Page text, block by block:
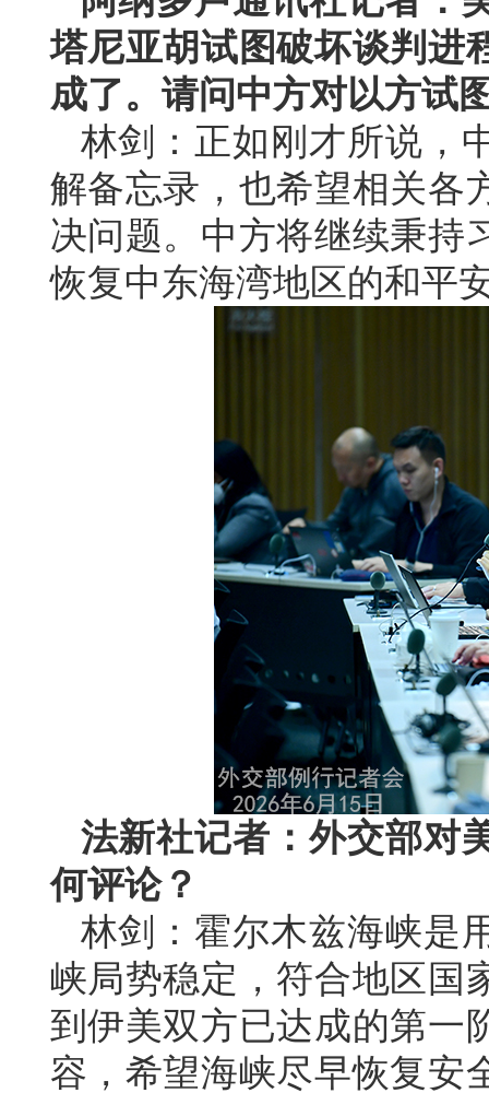
塔尼亚胡试图破坏谈判进
成了。请问中方对以方试
林剑：正如刚才所说，
解备忘录，也希望相关各
决问题。中方将继续秉持
恢复中东海湾地区的和平
法新社记者：外交部对
何评论？
林剑：霍尔木兹海峡是
峡局势稳定，符合地区国
到伊美双方已达成的第一
容，希望海峡尽早恢复安